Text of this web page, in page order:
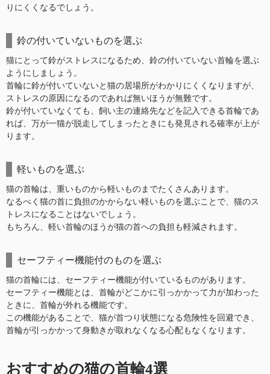
りにくくなるでしょう。
鈴の付いていないものを選ぶ
猫にとって鈴がストレスになるため、鈴の付いていない首輪を選ぶ
ようにしましょう。
首輪に鈴が付いていないと猫の居場所がわかりにくくなりますが、
ストレスの原因になるのであれば無いほうが無難です。
鈴が付いていなくても、飼い主の連絡先などを記入できる首輪であ
れば、万が一猫が脱走してしまったときにも発見される確率が上が
ります。
軽いものを選ぶ
猫の首輪は、重いものから軽いものまでたくさんあります。
なるべく猫の首に負担のかからない軽いものを選ぶことで、猫のス
トレスになることはないでしょう。
もちろん、軽い首輪のほうが猫の首への負担も軽減されます。
セーフティー機能付のものを選ぶ
猫の首輪には、セーフティー機能が付いているものがあります。
セーフティー機能とは、首輪がどこかに引っかかって力が加わった
ときに、首輪が外れる機能です。
この機能があることで、猫が首つり状態になる危険性を回避でき、
首輪が引っかかって身動きが取れなくなる心配もなくなります。
おすすめの猫の首輪4選